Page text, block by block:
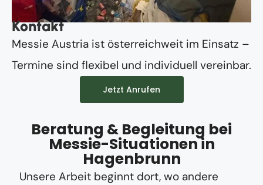
Kontakt
Messie Austria ist österreichweit im Einsatz –
Termine sind flexibel und individuell vereinbar.
Jetzt Anrufen
Beratung & Begleitung bei
Messie-Situationen in
Hagenbrunn
Unsere Arbeit beginnt dort, wo andere